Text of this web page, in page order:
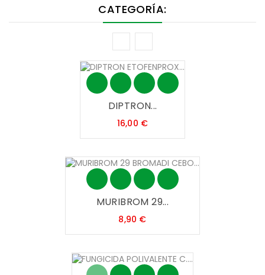
CATEGORÍA:
DIPTRON...
16,00 €Precio
MURIBROM 29...
8,90 €Precio